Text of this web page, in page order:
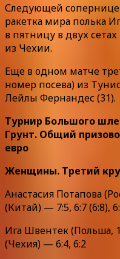
Следующей
ракетка мира полька
в пятницу в двух
из Чехии.
Еще в одном матче
номер посева) из
Лейлы Фернандес (31).
Турнир Большого
Грунт. Общий
евро
Женщины. Третий
Анастасия Потапова
(Китай) — 7:5, 6:7 (6:8),
Ига Швентек (Польша,
(Чехия) — 6:4, 6:2